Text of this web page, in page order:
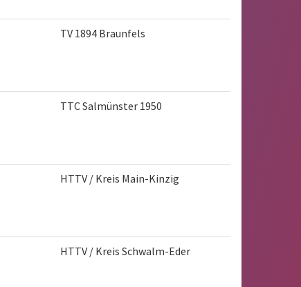
TV 1894 Braunfels
TTC Salmünster 1950
HTTV / Kreis Main-Kinzig
HTTV / Kreis Schwalm-Eder